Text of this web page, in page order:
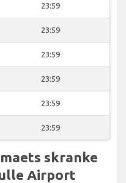
23:59
23:59
23:59
23:59
23:59
23:59
skranke
Airport